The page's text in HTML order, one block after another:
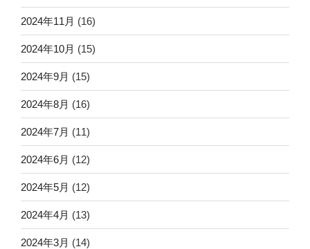
2024年11月 (16)
2024年10月 (15)
2024年9月 (15)
2024年8月 (16)
2024年7月 (11)
2024年6月 (12)
2024年5月 (12)
2024年4月 (13)
2024年3月 (14)